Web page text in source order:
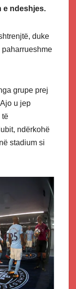
e ndeshjes.
duke
grupe prej
u jep
të
ndërkohë
stadium si